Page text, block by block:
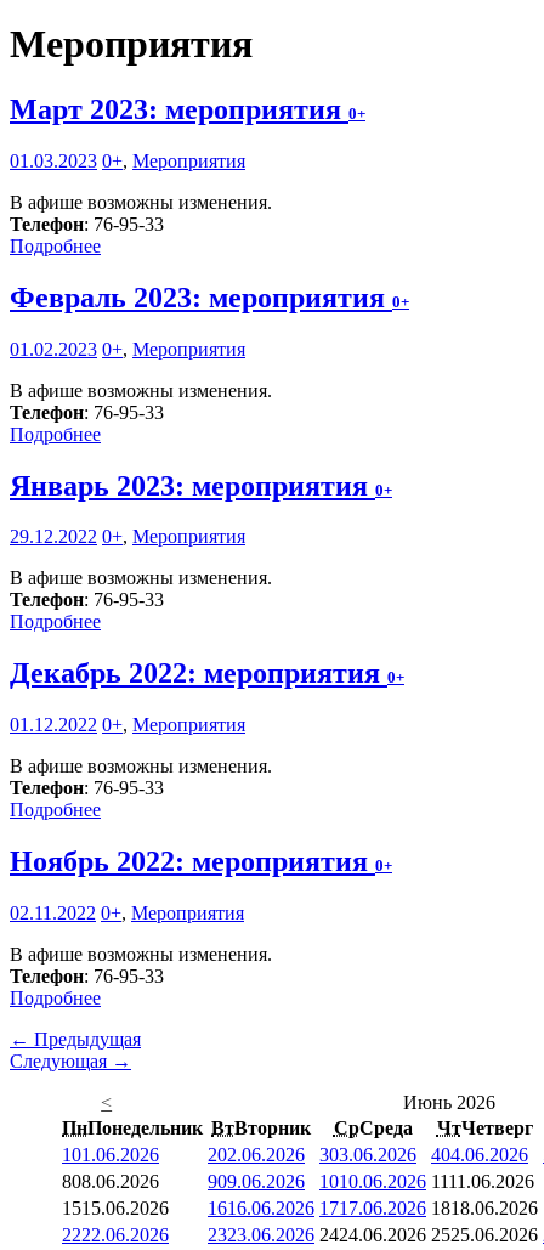
Мероприятия
Март 2023: мероприятия 0+
01.03.2023 0+, Мероприятия
В афише возможны изменения.
Телефон: 76-95-33
Подробнее
Февраль 2023: мероприятия 0+
01.02.2023 0+, Мероприятия
В афише возможны изменения.
Телефон: 76-95-33
Подробнее
Январь 2023: мероприятия 0+
29.12.2022 0+, Мероприятия
В афише возможны изменения.
Телефон: 76-95-33
Подробнее
Декабрь 2022: мероприятия 0+
01.12.2022 0+, Мероприятия
В афише возможны изменения.
Телефон: 76-95-33
Подробнее
Ноябрь 2022: мероприятия 0+
02.11.2022 0+, Мероприятия
В афише возможны изменения.
Телефон: 76-95-33
Подробнее
← Предыдущая
Следующая →
<
Июнь 2026
ПнПонедельник ВтВторник СрСреда ЧтЧетверг
101.06.2026 202.06.2026 303.06.2026 404.06.2026
808.06.2026 909.06.2026 1010.06.2026 1111.06.2026
1515.06.2026 1616.06.2026 1717.06.2026 1818.06.2026
2222.06.2026 2323.06.2026 2424.06.2026 2525.06.2026